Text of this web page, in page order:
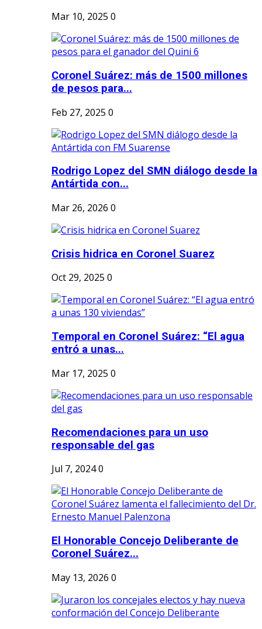
Mar 10, 2025 0
Coronel Suárez: más de 1500 millones
de pesos para...
Feb 27, 2025 0
Rodrigo Lopez del SMN diálogo desde la
Antártida con...
Mar 26, 2026 0
Crisis hidrica en Coronel Suarez
Oct 29, 2025 0
Temporal en Coronel Suárez: “El agua
entró a unas...
Mar 17, 2025 0
Recomendaciones para un uso
responsable del gas
Jul 7, 20240
El Honorable Concejo Deliberante de
Coronel Suárez...
May 13, 2026 0